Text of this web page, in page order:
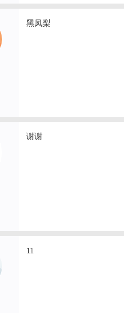
黑凤梨
谢谢
11